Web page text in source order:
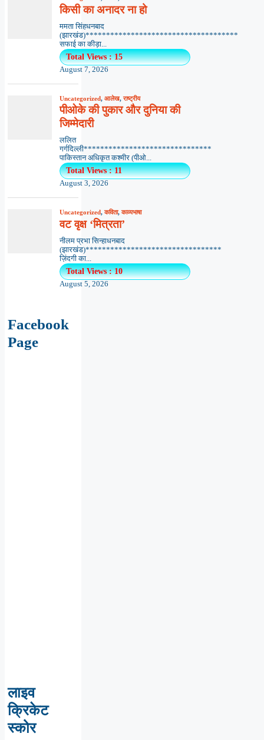
किसी का अनादर ना हो
ममता सिंहधनबाद
(झारखंड)*************************************
सफाई का कीड़ा...
Total Views : 15
August 7, 2026
Uncategorized, आलेख,राष्ट्रीय
पीओके की पुकार और दुनिया की
जिम्मेदारी
ललित
गर्गदिल्ली*******************************
पाकिस्तान अधिकृत कश्मीर (पीओ...
Total Views : 11
August 3, 2026
Uncategorized,कविता,काव्यभाषा
वट वृक्ष ‘मित्रता’
नीलम प्रभा सिन्हाधनबाद
(झारखंड)*********************************
ज़िंदगी का...
Total Views : 10
August 5, 2026
Facebook
Page
लाइव
क्रिकेट
स्कोर